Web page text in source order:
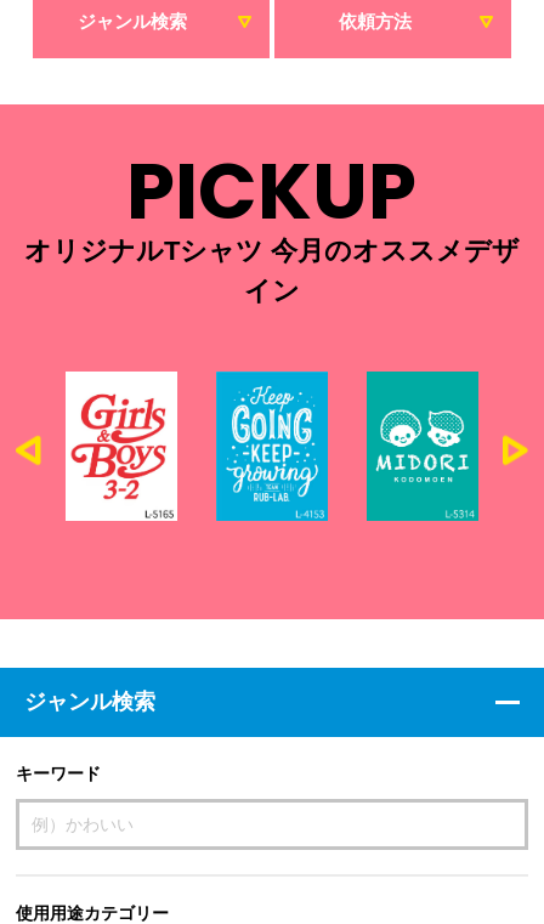
ジャンル検索 依頼方法
PICKUP
オリジナルTシャツ 今月のオススメデザ
イン
ジャンル検索
キーワード
使用用途カテゴリー